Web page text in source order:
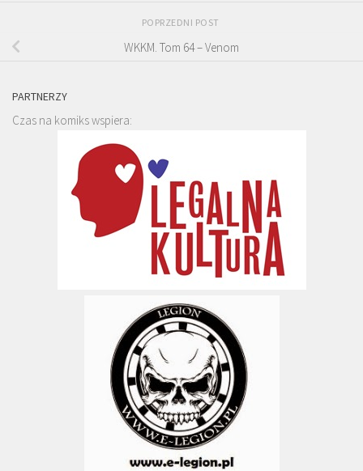
POPRZEDNI POST
WKKM. Tom 64 – Venom
PARTNERZY
Czas na komiks wspiera: